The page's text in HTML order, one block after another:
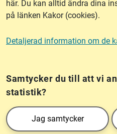
här. Du kan alltid ändra dina
på länken Kakor (cookies).
Detaljerad information om de
Samtycker du till att vi
statistik?
Jag samtycker
Other languages
Kakor (cookies)
Lantmäteriet är den myndighet som
också att registrera och säkra ägandet